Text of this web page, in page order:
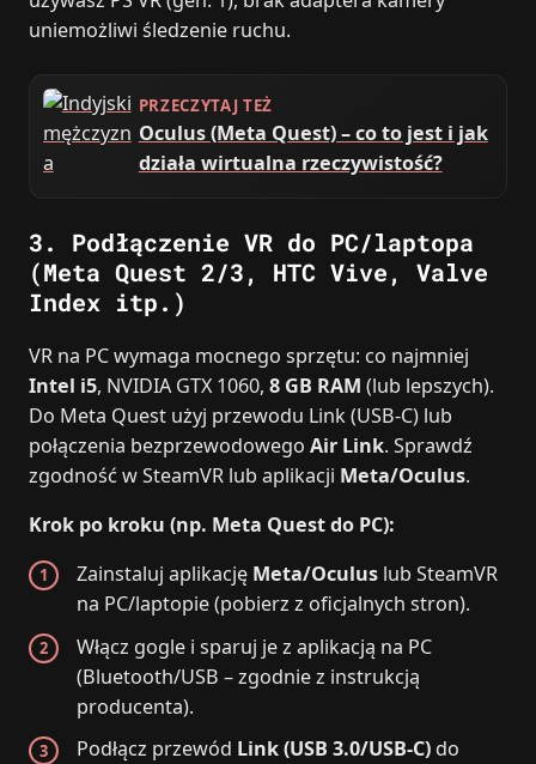
uniemożliwi śledzenie ruchu.
PRZECZYTAJ TEŻ
Oculus (Meta Quest) – co to jest i jak
działa wirtualna rzeczywistość?
3. Podłączenie VR do PC/laptopa
(Meta Quest 2/3, HTC Vive, Valve
Index itp.)
VR na PC wymaga mocnego sprzętu: co najmniej
Intel i5, NVIDIA GTX 1060, 8 GB RAM (lub lepszych).
Do Meta Quest użyj przewodu Link (USB‑C) lub
połączenia bezprzewodowego Air Link. Sprawdź
zgodność w SteamVR lub aplikacji Meta/Oculus.
Krok po kroku (np. Meta Quest do PC):
Zainstaluj aplikację Meta/Oculus lub SteamVR
na PC/laptopie (pobierz z oficjalnych stron).
Włącz gogle i sparuj je z aplikacją na PC
(Bluetooth/USB – zgodnie z instrukcją
producenta).
Podłącz przewód Link (USB 3.0/USB‑C) do